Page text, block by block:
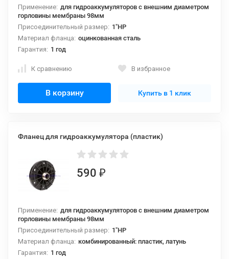
Применение: для гидроаккумуляторов с внешним диаметром
горловины мембраны 98мм
Присоединительный размер: 1"НР
Материал фланца: оцинкованная сталь
Гарантия: 1 год
К сравнению В избранное
В корзину Купить в 1 клик
Фланец для гидроаккумулятора (пластик)
590 ₽
Применение: для гидроаккумуляторов с внешним диаметром
горловины мембраны 98мм
Присоединительный размер: 1"НР
Материал фланца: комбинированный: пластик, латунь
Гарантия: 1 год